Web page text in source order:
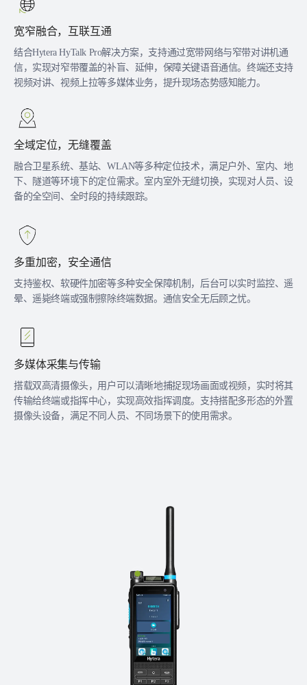
宽窄融合，互联互通
结合Hytera HyTalk Pro解决方案，支持通过宽带网络与窄带对讲机通
信，实现对窄带覆盖的补盲、延伸，保障关键语音通信。终端还支持
视频对讲、视频上拉等多媒体业务，提升现场态势感知能力。
全域定位，无缝覆盖
融合卫星系统、基站、WLAN等多种定位技术，满足户外、室内、地
下、隧道等环境下的定位需求。室内室外无缝切换，实现对人员、设
备的全空间、全时段的持续跟踪。
多重加密，安全通信
支持鉴权、软硬件加密等多种安全保障机制，后台可以实时监控、遥
晕、遥毙终端或强制擦除终端数据。通信安全无后顾之忧。
多媒体采集与传输
搭载双高清摄像头，用户可以清晰地捕捉现场画面或视频，实时将其
传输给终端或指挥中心，实现高效指挥调度。支持搭配多形态的外置
摄像头设备，满足不同人员、不同场景下的使用需求。